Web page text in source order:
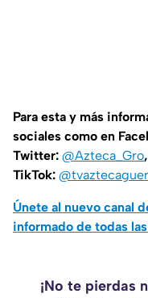
Para esta y más
sociales como en
Twitter: @Azteca_Gro
TikTok:
Únete al nuevo canal
informado de todas
¡No te pierdas